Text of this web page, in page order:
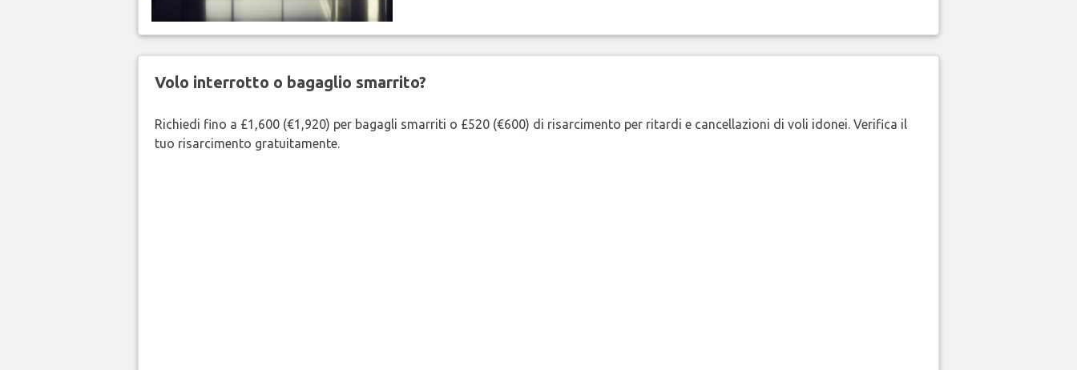
Volo interrotto o bagaglio smarrito?
Richiedi fino a £1,600 (€1,920) per bagagli smarriti o £520 (€600) di risarcimento per ritardi e cancellazioni di voli idonei. Verifica il
tuo risarcimento gratuitamente.